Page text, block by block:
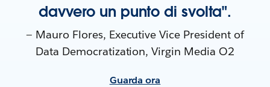
davvero un punto di svolta".
— Mauro Flores, Executive Vice President of
Data Democratization, Virgin Media O2
Guarda ora